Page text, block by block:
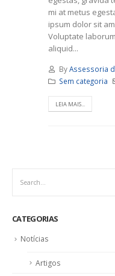
mi at metus
ipsum dolor sit
Voluptate
aliquid...
ByAssessoria
Sem categoria
LEIA MAIS...
CATEGORIAS
Notícias
Artigos